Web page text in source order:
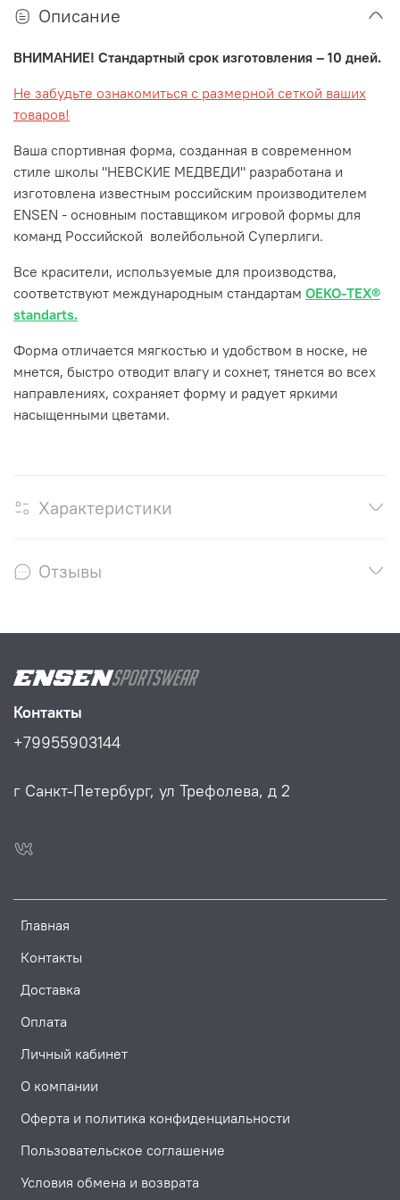
Описание
ВНИМАНИЕ! Стандартный срок изготовления – 10 дней.
Не забудьте ознакомиться с размерной сеткой ваших
товаров!
Ваша спортивная форма, созданная в современном
стиле школы "НЕВСКИЕ МЕДВЕДИ" разработана и
изготовлена известным российским производителем
ENSEN - основным поставщиком игровой формы для
команд Российской волейбольной Суперлиги.
Все красители, используемые для производства,
соответствуют международным стандартам OEKO-TEX®
standarts.
Форма отличается мягкостью и удобством в носке, не
мнется, быстро отводит влагу и сохнет, тянется во всех
направлениях, сохраняет форму и радует яркими
насыщенными цветами.
Характеристики
Отзывы
Главная
Контакты
Доставка
Оплата
Личный кабинет
О компании
Оферта и политика конфиденциальности
Пользовательское соглашение
Условия обмена и возврата
Контакты
+79955903144
г Санкт-Петербург, ул Трефолева, д 2